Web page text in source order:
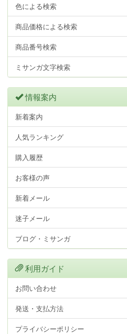
色による検索
商品価格による検索
商品番号検索
ミサンガ文字検索
情報案内
新着案内
人気ランキング
購入履歴
お客様の声
新着メール
迷子メール
ブログ・ミサンガ
利用ガイド
お問い合わせ
発送・支払方法
プライバシーポリシー